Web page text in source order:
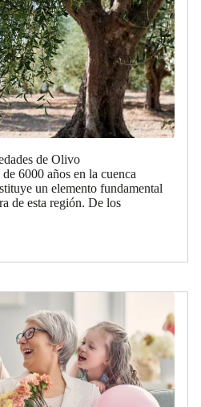
de Olivo
6000 años en la cuenca
un elemento fundamental
de esta región. De los